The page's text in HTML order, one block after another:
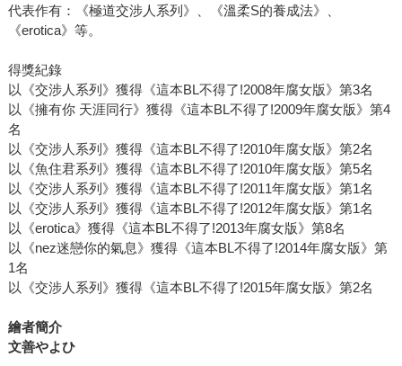
代表作有：《極道交涉人系列》、《溫柔S的養成法》、
《erotica》等。
得獎紀錄
以《交涉人系列》獲得《這本BL不得了!2008年腐女版》第3名
以《擁有你 天涯同行》獲得《這本BL不得了!2009年腐女版》第4
名
以《交涉人系列》獲得《這本BL不得了!2010年腐女版》第2名
以《魚住君系列》獲得《這本BL不得了!2010年腐女版》第5名
以《交涉人系列》獲得《這本BL不得了!2011年腐女版》第1名
以《交涉人系列》獲得《這本BL不得了!2012年腐女版》第1名
以《erotica》獲得《這本BL不得了!2013年腐女版》第8名
以《nez迷戀你的氣息》獲得《這本BL不得了!2014年腐女版》第
1名
以《交涉人系列》獲得《這本BL不得了!2015年腐女版》第2名
繪者簡介
文善やよひ